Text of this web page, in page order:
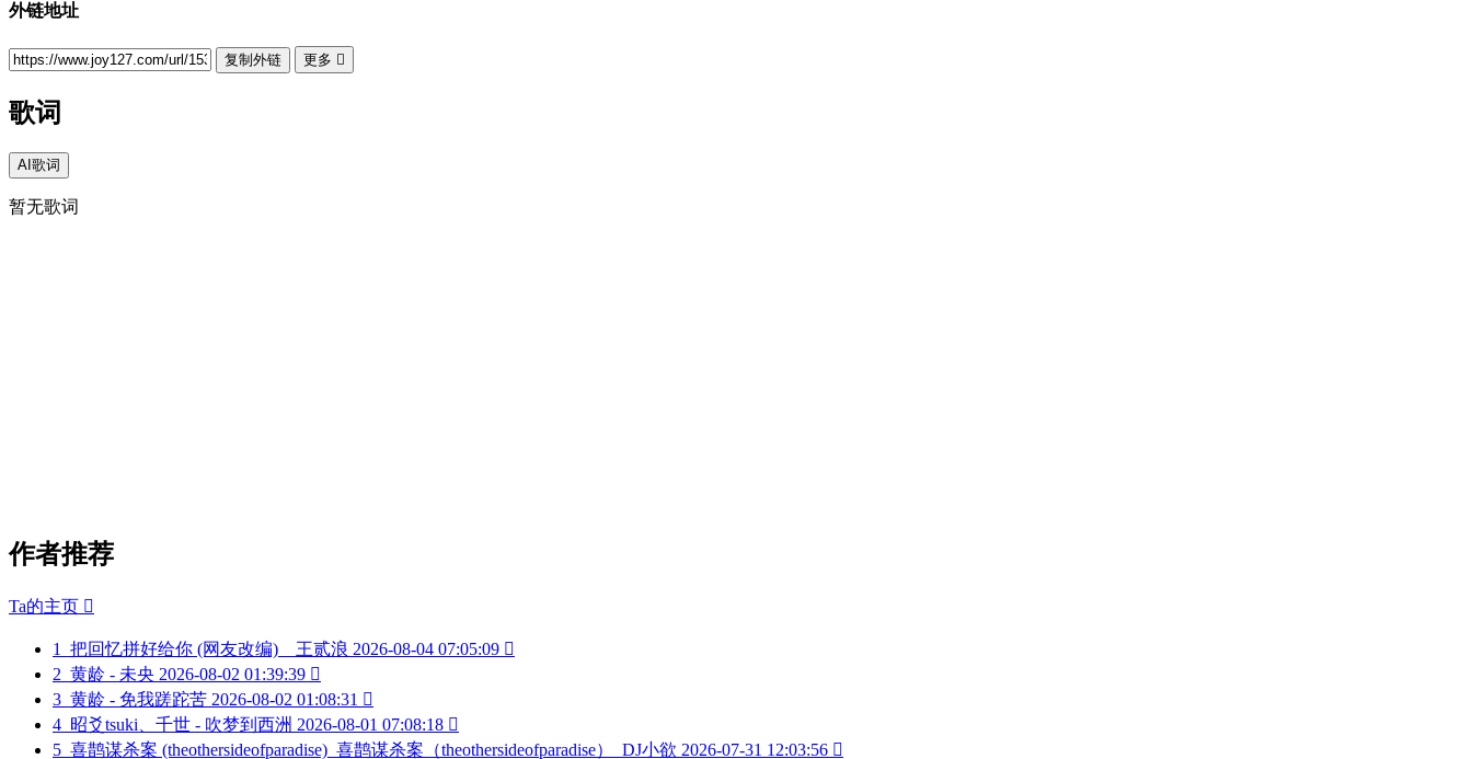
外链地址
复制外链 更多 
歌词
AI歌词
暂无歌词
作者推荐
Ta的主页 
1 把回忆拼好给你 (网友改编)__王贰浪 2026-08-04 07:05:09 
2 黄龄 - 未央 2026-08-02 01:39:39 
3 黄龄 - 免我蹉跎苦 2026-08-02 01:08:31 
4 昭爻tsuki、千世 - 吹梦到西洲 2026-08-01 07:08:18 
5 喜鹊谋杀案 (theothersideofparadise)_喜鹊谋杀案（theothersideofparadise）_DJ小欲 2026-07-31 12:03:56 